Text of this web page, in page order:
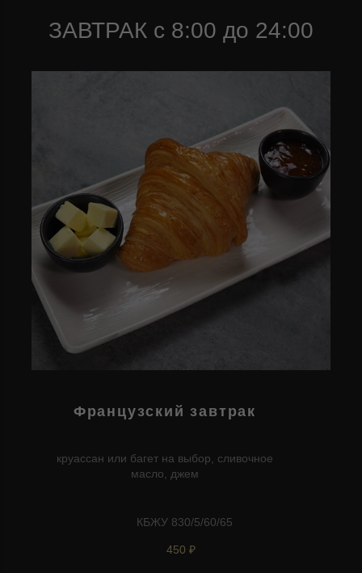
ЗАВТРАК с 8:00 до 24:00
Французский завтрак
круассан или багет на выбор, сливочное
масло, джем
КБЖУ 830/5/60/65
450 ₽